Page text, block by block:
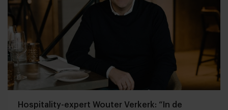
Hospitality-expert Wouter Verkerk: “In de